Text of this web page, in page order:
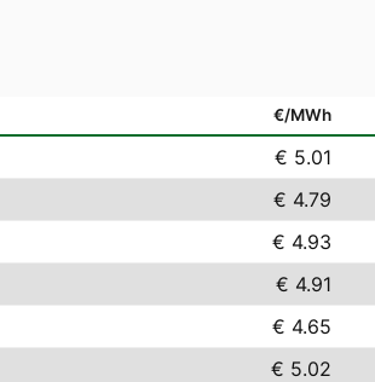
€/MWh
€ 5.01
€ 4.79
€ 4.93
€ 4.91
€ 4.65
€ 5.02